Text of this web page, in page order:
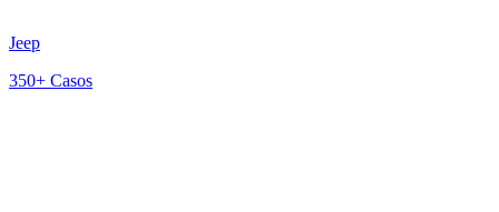
Jeep
350+ Casos